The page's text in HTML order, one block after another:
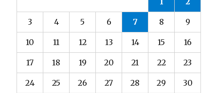
3 4 5 6 7 8 9
10 11 12 13 14 15 16
17 18 19 20 21 22 23
24 25 26 27 28 29 30